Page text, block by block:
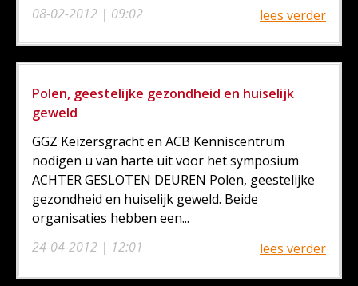
08-02-2012 | 09:02
lees verder
Polen, geestelijke gezondheid en huiselijk
geweld
24-04-2012 | 12:01
GGZ Keizersgracht en ACB Kenniscentrum
nodigen u van harte uit voor het symposium
ACHTER GESLOTEN DEUREN Polen, geestelijke
gezondheid en huiselijk geweld. Beide
organisaties hebben een...
lees verder